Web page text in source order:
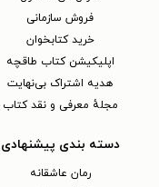
فروش سازمانی
خرید کتابخوان
اپلیکیشن کتاب طاقچه
هدیه اشتراک بی‌نهایت
مجلهٔ معرفی و نقد کتاب
دسته بندی پیشنهادی
رمان عاشقانه